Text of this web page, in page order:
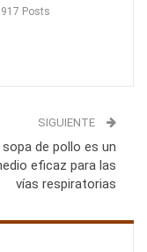
917 Posts
SIGUIENTE
sopa de pollo es un
eficaz para las
vías respiratorias